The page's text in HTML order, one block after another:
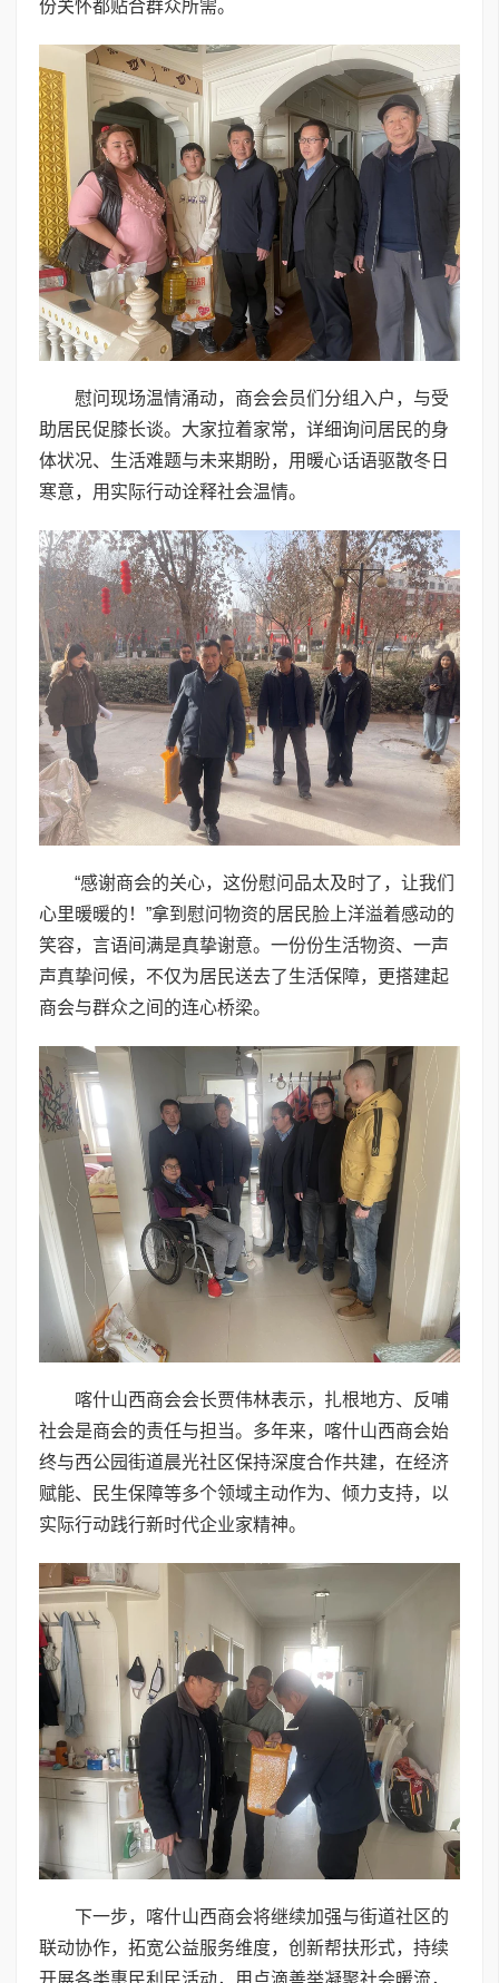
份关怀都贴合群众所需。
慰问现场温情涌动，商会会员们分组入户，与受
助居民促膝长谈。大家拉着家常，详细询问居民的身
体状况、生活难题与未来期盼，用暖心话语驱散冬日
寒意，用实际行动诠释社会温情。
“感谢商会的关心，这份慰问品太及时了，让我们
心里暖暖的！”拿到慰问物资的居民脸上洋溢着感动的
笑容，言语间满是真挚谢意。一份份生活物资、一声
声真挚问候，不仅为居民送去了生活保障，更搭建起
商会与群众之间的连心桥梁。
喀什山西商会会长贾伟林表示，扎根地方、反哺
社会是商会的责任与担当。多年来，喀什山西商会始
终与西公园街道晨光社区保持深度合作共建，在经济
赋能、民生保障等多个领域主动作为、倾力支持，以
实际行动践行新时代企业家精神。
下一步，喀什山西商会将继续加强与街道社区的
联动协作，拓宽公益服务维度，创新帮扶形式，持续
开展各类惠民利民活动，用点滴善举凝聚社会暖流，